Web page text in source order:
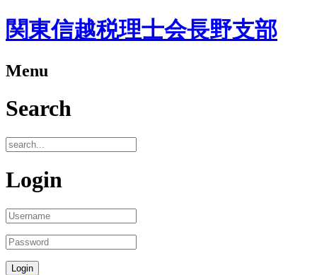
関東信越税理士会長野支部
Menu
Search
Login